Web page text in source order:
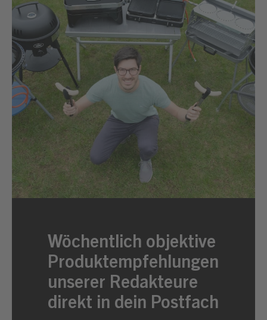
Wöchentlich objektive
Produktempfehlungen
unserer Redakteure
direkt in dein Postfach